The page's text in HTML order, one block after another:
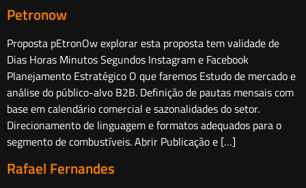
Petronow
Proposta pEtronOw explorar esta proposta tem validade de
Dias Horas Minutos Segundos Instagram e Facebook
Planejamento Estratégico O que faremos Estudo de mercado e
análise do público-alvo B2B. Definição de pautas mensais com
base em calendário comercial e sazonalidades do setor.
Direcionamento de linguagem e formatos adequados para o
segmento de combustíveis. Abrir Publicação e […]
Rafael Fernandes